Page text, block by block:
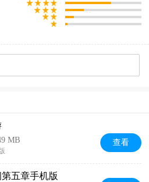
MB 查看
五章手机版